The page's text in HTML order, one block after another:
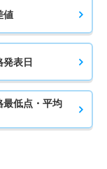
値
発表日
最低点・平均